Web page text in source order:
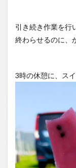
引き続き作業を行
終わらせるのに、
3時の休憩に、ス